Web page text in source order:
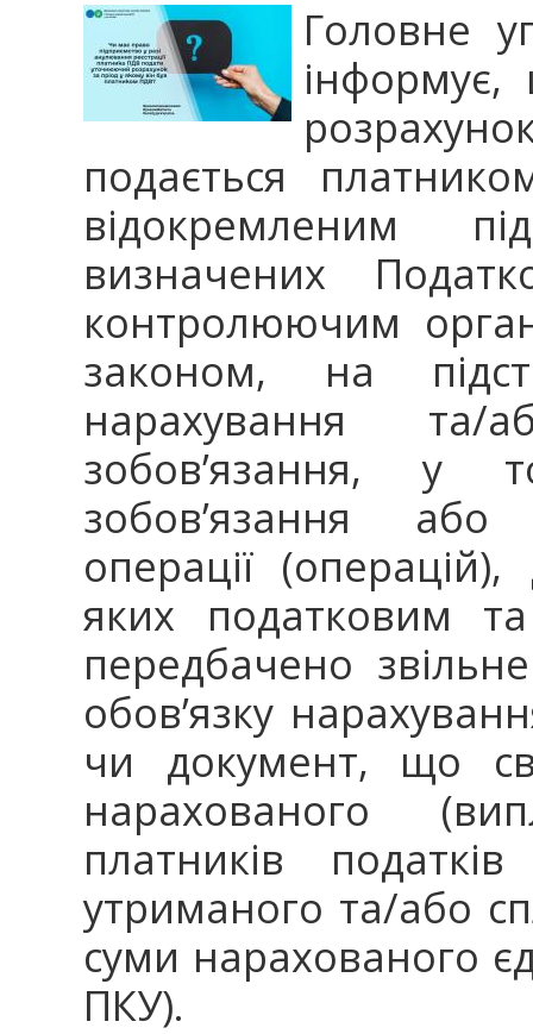
Головне
інформує,
подається
відокремленим
визначених
контролюючим
законом, на
нарахування та/
зобов’язання, у
зобов’язання або
операції
яких податковим
передбачено
обов’язку
чи документ, що
нарахованого
платників
утриманого та/або
суми нарахованого
ПКУ).